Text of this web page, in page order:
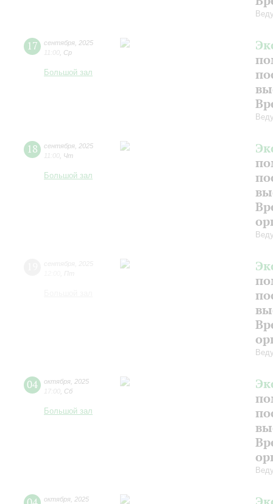
17 сентября 2025
11:00 Ср
Большой зал
18 сентября 2025
11:00 Чт
Большой зал
04 октября 2025
17:00 Сб
Большой зал
октября 2025